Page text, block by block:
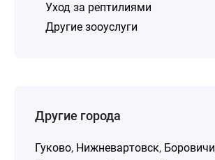
Уход за рептилиями
Другие зооуслуги
Другие города
Гуково, Нижневартовск, Боровичи